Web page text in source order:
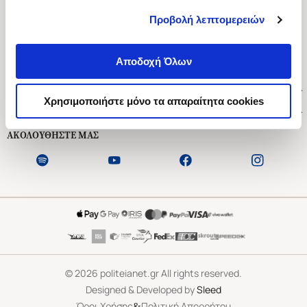
Προβολή λεπτομερειών
Αποδοχή Όλων
Χρησιμοποιήστε μόνο τα απαραίτητα cookies
Ασκληπιού 1-3, Αθήνα 106 79
Δευτέρα - Παρασκευή 09:00-21:00
Εξυπηρέτηση Πελατών
ΑΚΟΛΟΥΘΗΣΤΕ ΜΑΣ
©2026 politeianet.gr All rights reserved.
Designed & Developed bySleed